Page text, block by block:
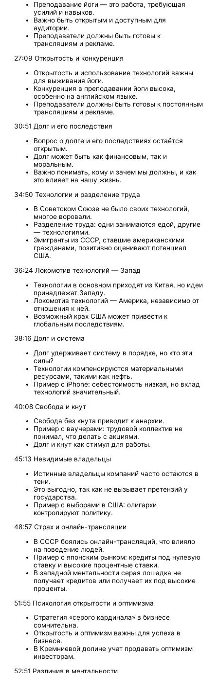
Преподавание йоги — это работа, требующая
усилий и навыков.
Важно быть открытым и доступным для
аудитории.
Преподаватели должны быть готовы к
трансляциям и рекламе.
27:09 Открытость и конкуренция
Открытость и использование технологий важны
для выживания йоги.
Конкуренция в преподавании йоги высока,
особенно на английском языке.
Преподаватели должны быть готовы к постоянным
трансляциям и рекламе.
30:51 Долг и его последствия
Вопрос о долге и его последствиях остаётся
открытым.
Долг может быть как финансовым, так и
моральным.
Важно понимать, кому и зачем мы должны, и как
это влияет на нашу жизнь.
34:50 Технологии и разделение труда
В Советском Союзе не было своих технологий,
многое воровали.
Разделение труда: одни занимаются едой, другие
— технологиями.
Эмигранты из СССР, ставшие американскими
гражданами, позитивно оценивают потенциал
США.
36:24 Локомотив технологий — Запад
Технологии в основном приходят из Китая, но идеи
принадлежат Западу.
Локомотив технологий — Америка, независимо от
отношения к ней.
Возможный крах США может привести к
глобальным последствиям.
38:16 Долг и система
Долг удерживает систему в порядке, но кто эти
силы?
Технологии компенсируются материальными
ресурсами, такими как нефть.
Пример с iPhone: себестоимость низкая, но вклад
технологий значительный.
40:08 Свобода и кнут
Свобода без кнута приводит к анархии.
Пример с ваучерами: трудовой коллектив не
понимал, что делать с акциями.
Долг и кнут как стимул для работы.
45:13 Невидимые владельцы
Истинные владельцы компаний часто остаются в
тени.
Это выгодно, так как не вызывает претензий у
государства.
Пример с выборами в США: олигархи
контролируют политику.
48:57 Страх и онлайн-трансляции
В СССР боялись онлайн-трансляций, что влияло
на поведение людей.
Пример с японским рынком: кредиты под нулевую
ставку и высокие процентные ставки.
В западной ментальности серая лошадка не
получает кредитов или получает их под высокие
проценты.
51:55 Психология открытости и оптимизма
Стратегия «серого кардинала» в бизнесе
сомнительна.
Открытость и оптимизм важны для успеха в
бизнесе.
В Кремниевой долине учат продавать оптимизм
инвесторам.
52:51 Различия в ментальности